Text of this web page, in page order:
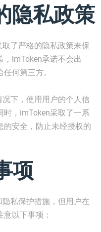
隐私政策
了严格的隐私政策来保
imToken承诺不会出
何第三方。
下，使用用户的个人信
时，imToken采取了一系
的安全，防止未经授权的
项
私保护措施，但用户在
以下事项：